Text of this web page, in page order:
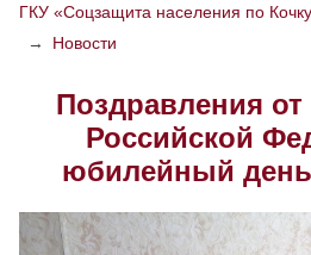
РАЗМЕР
Скрыть Ч/б
Настройки по
ГКУ «Соцзащита населения по
→
Новости
Поздравления от
Российской
юбилейный